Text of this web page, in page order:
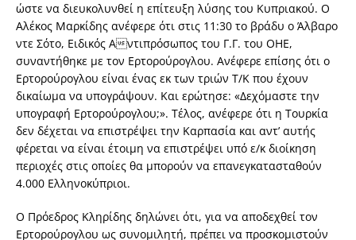
ώστε να διευκολυνθεί η επίτευξη λύσης του Κυπριακού. Ο
Αλέκος Μαρκίδης ανέφερε ότι στις 11:30 το βράδυ ο Άλβαρο
ντε Σότο, Ειδικός Αντιπρόσωπος του Γ.Γ. του ΟΗΕ,
συναντήθηκε με τον Ερτορούρογλου. Ανέφερε επίσης ότι ο
Ερτορούρογλου είναι ένας εκ των τριών Τ/Κ που έχουν
δικαίωμα να υπογράψουν. Και ερώτησε: «Δεχόμαστε την
υπογραφή Ερτορούρογλου;». Τέλος, ανέφερε ότι η Τουρκία
δεν δέχεται να επιστρέψει την Καρπασία και αντ’ αυτής
φέρεται να είναι έτοιμη να επιστρέψει υπό ε/κ διοίκηση
περιοχές στις οποίες θα μπορούν να επανεγκατασταθούν
4.000 Ελληνοκύπριοι.
Ο Πρόεδρος Κληρίδης δηλώνει ότι, για να αποδεχθεί τον
Ερτορούρογλου ως συνομιλητή, πρέπει να προσκομιστούν